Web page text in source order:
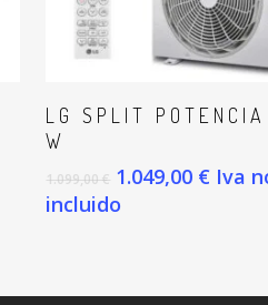
AÑADIR AL
LG SPLIT
W
1.099,00€ 1.049,00 € Iva
incluido